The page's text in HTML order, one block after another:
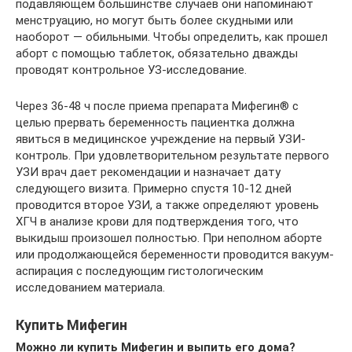
подавляющем большинстве случаев они напоминают
менструацию, но могут быть более скудными или
наоборот — обильными. Чтобы определить, как прошел
аборт с помощью таблеток, обязательно дважды
проводят контрольное УЗ-исследование.
Через 36-48 ч после приема препарата Мифегин® с
целью прервать беременность пациентка должна
явиться в медицинское учреждение на первый УЗИ-
контроль. При удовлетворительном результате первого
УЗИ врач дает рекомендации и назначает дату
следующего визита. Примерно спустя 10-12 дней
проводится второе УЗИ, а также определяют уровень
ХГЧ в анализе крови для подтверждения того, что
выкидыш произошел полностью. При неполном аборте
или продолжающейся беременности проводится вакуум-
аспирация с последующим гистологическим
исследованием материала.
Купить Мифегин
Можно ли купить Мифегин и выпить его дома?